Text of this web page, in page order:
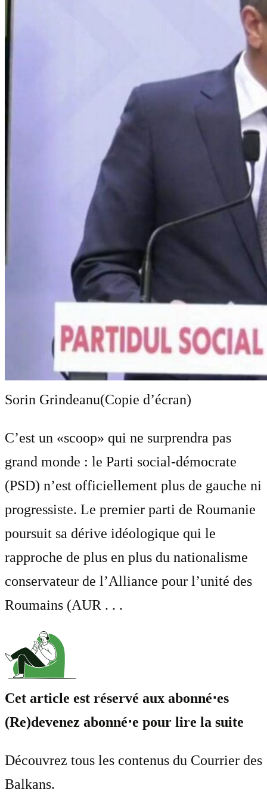
Sorin Grindeanu(Copie d’écran)
C’est un «scoop» qui ne surprendra pas
grand monde : le Parti social-démocrate
(PSD) n’est officiellement plus de gauche ni
progressiste. Le premier parti de Roumanie
poursuit sa dérive idéologique qui le
rapproche de plus en plus du nationalisme
conservateur de l’Alliance pour l’unité des
Roumains (AUR . . .
Cet article est réservé aux abonné⋅es
(Re)devenez abonné⋅e pour lire la suite
Découvrez tous les contenus du Courrier des
Balkans.